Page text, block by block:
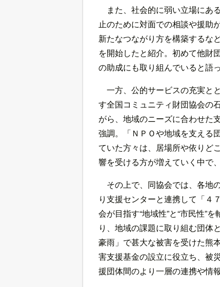
また、社会的に弱い立場にあ
止のために対面での相談や援助
新たなつながり方を構築するな
を開始したと紹介。初めて他財
の助成にも取り組んでいると語っ
一方、公的サービスの充実と
す全国コミュニティ財団協会の
がら、地域のニーズに合わせた
強調。「ＮＰＯや地域を支える
ていた方々は、居場所や依りど
響を受ける方が増えていく中で
その上で、同協会では、各地
り支援センターと連携して「４
会が目指す“地域性”と“市民性”
り、地域の課題に取り組む団体
豪雨」で甚大な被害を受けた熊
害支援基金の設立に役立ち、被
援団体間のより一層の連携や情